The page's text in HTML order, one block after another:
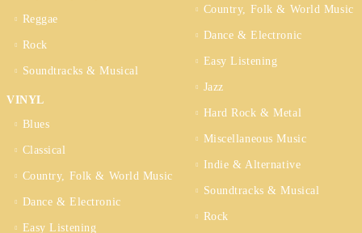
Reggae
Rock
Soundtracks & Musical
VINYL
Blues
Classical
Country, Folk & World Music
Dance & Electronic
Easy Listening
Country, Folk & World Music
Dance & Electronic
Easy Listening
Jazz
Hard Rock & Metal
Miscellaneous Music
Indie & Alternative
Soundtracks & Musical
Rock